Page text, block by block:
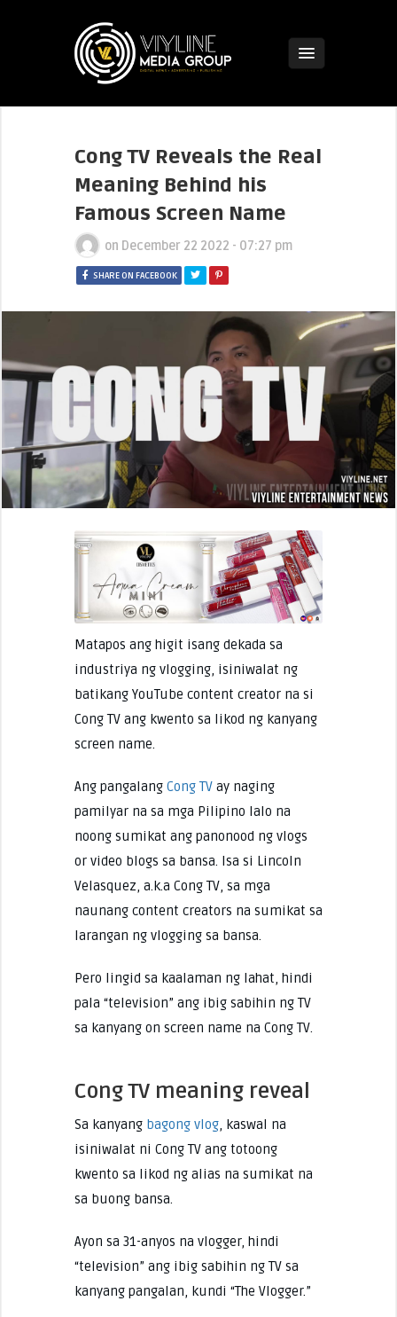
Cong TV Reveals the Real
Meaning Behind his
Famous Screen Name
on December 22 2022 - 07:27 pm
SHARE ON FACEBOOK
Matapos ang higit isang dekada sa
industriya ng vlogging, isiniwalat ng
batikang YouTube content creator na si
Cong TV ang kwento sa likod ng kanyang
screen name.
Ang pangalang Cong TVay naging
pamilyar na sa mga Pilipino lalo na
noong sumikat ang panonood ng vlogs
or video blogs sa bansa. Isa si Lincoln
Velasquez, a.k.a Cong TV, sa mga
naunang content creators na sumikat sa
larangan ng vlogging sa bansa.
Pero lingid sa kaalaman ng lahat, hindi
pala “television” ang ibig sabihin ng TV
sa kanyang on screen name na Cong TV.
Cong TV meaning reveal
Sa kanyang bagong vlog, kaswal na
isiniwalat ni Cong TV ang totoong
kwento sa likod ng alias na sumikat na
sa buong bansa.
Ayon sa 31-anyos na vlogger, hindi
“television” ang ibig sabihin ng TV sa
kanyang pangalan, kundi “The Vlogger.”